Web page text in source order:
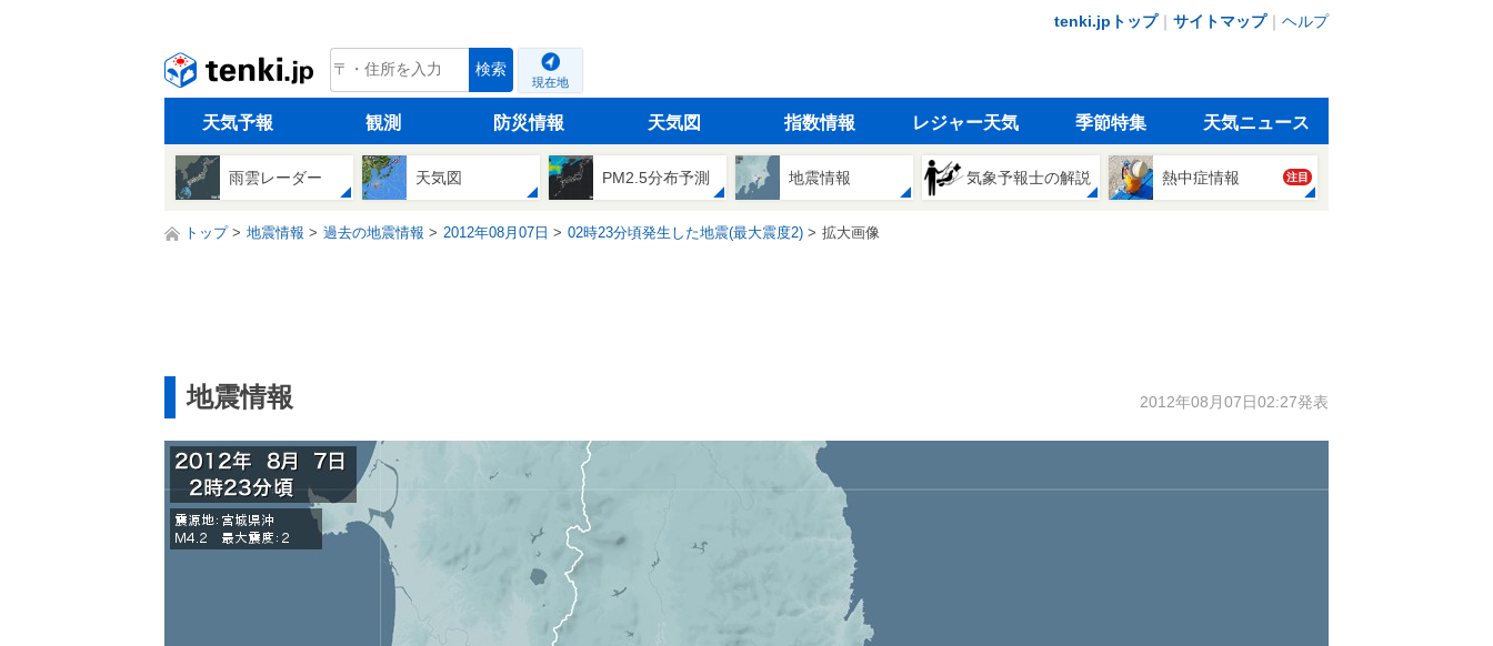
tenki.jpトップ｜ サイトマップ｜ ヘルプ
tenki.jp 検索
現在地
天気予報 観測 防災情報 天気図 指数情報 レジャー天気 季節特集 天気ニュース
雨雲レーダー 天気図 PM2.5分布予測 地震情報 気象予報士の解説 熱中症情報 注目
トップ 地震情報 過去の地震情報 2012年08月07日 02時23分頃発生した地震(最大震度2) 拡大画像
地震情報 2012年08月07日02:27発表